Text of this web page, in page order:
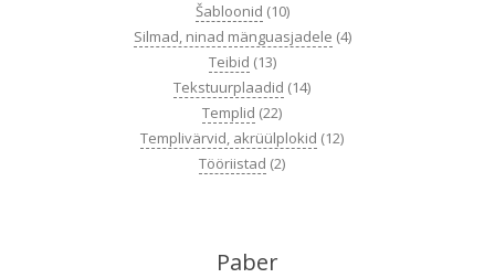
Šabloonid (10)
Silmad, ninad mänguasjadele (4)
Teibid (13)
Tekstuurplaadid (14)
Templid (22)
Templivärvid, akrüülplokid (12)
Tööriistad (2)
Paber